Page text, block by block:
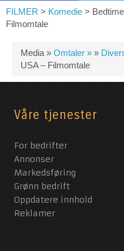
FILMER > Komedie >
Filmomtale
Media » Omtaler » »
USA – Filmomtale
Våre tjenester
For bedrifter
Annonser
Markedsføring
Grønn bedrift
Oppdatere innhold
Reklamer